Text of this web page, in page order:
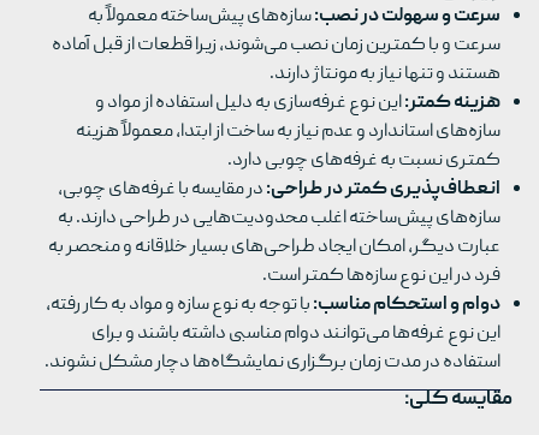
سرعت و سهولت در نصب:سازه‌های پیش‌ساخته معمولاً به
سرعت و با کمترین زمان نصب می‌شوند، زیرا قطعات از قبل آماده
هستند و تنها نیاز به مونتاژ دارند.
هزینه کمتر:این نوع غرفه‌سازی به دلیل استفاده از مواد و
سازه‌های استاندارد و عدم نیاز به ساخت از ابتدا، معمولاً هزینه
کمتری نسبت به غرفه‌های چوبی دارد.
انعطاف‌پذیری کمتر در طراحی:در مقایسه با غرفه‌های چوبی،
سازه‌های پیش‌ساخته اغلب محدودیت‌هایی در طراحی دارند. به
عبارت دیگر، امکان ایجاد طراحی‌های بسیار خلاقانه و منحصر به
فرد در این نوع سازه‌ها کمتر است.
دوام و استحکام مناسب:با توجه به نوع سازه و مواد به کار رفته،
این نوع غرفه‌ها می‌توانند دوام مناسبی داشته باشند و برای
استفاده در مدت زمان برگزاری نمایشگاه‌ها دچار مشکل نشوند.
مقایسه کلی: